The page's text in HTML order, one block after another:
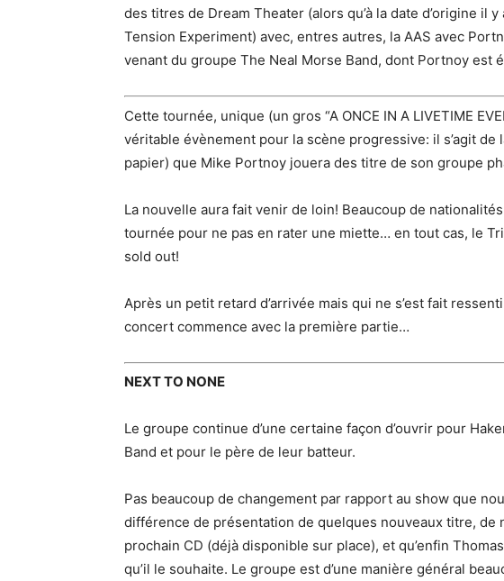
des titres de Dream Theater (alors qu’à la date d’origine il
Tension Experiment) avec, entres autres, la AAS avec
venant du groupe The Neal Morse Band, dont Portnoy est
Cette tournée, unique (un gros “A ONCE IN A LIVETIME
véritable évènement pour la scène progressive: il s’agit
papier) que Mike Portnoy jouera des titre de son groupe
La nouvelle aura fait venir de loin! Beaucoup de
tournée pour ne pas en rater une miette… en tout cas, le
sold out!
Après un petit retard d’arrivée mais qui ne s’est fait
concert commence avec la première partie…
NEXT TO NONE
Le groupe continue d’une certaine façon d’ouvrir pour
Band et pour le père de leur batteur.
Pas beaucoup de changement par rapport au show que
différence de présentation de quelques nouveaux titre, de
prochain CD (déjà disponible sur place), et qu’enfin
qu’il le souhaite. Le groupe est d’une manière général